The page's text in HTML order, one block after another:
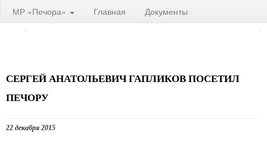
МР «Печора» Главная Документы
СЕРГЕЙ АНАТОЛЬЕВИЧ ГАПЛИКОВ ПОСЕТИЛ
ПЕЧОРУ
22 декабря 2015